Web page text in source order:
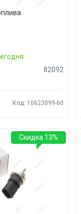
82092
Код: 10623099-60
Скидка 13%